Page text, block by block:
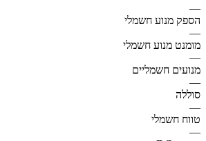
—
הספק מנוע חשמלי
—
מומנט מנוע חשמלי
—
מנועים חשמליים
—
סוללה
—
טווח חשמלי
—